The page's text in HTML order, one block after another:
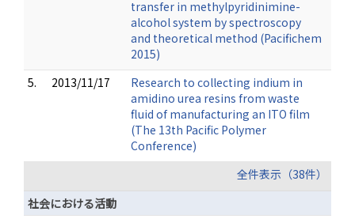
transfer in methylpyridinimine-
alcohol system by spectroscopy
and theoretical method (Pacifichem
2015)
5.
2013/11/17
Research to collecting indium in
amidino urea resins from waste
fluid of manufacturing an ITO film
(The 13th Pacific Polymer
Conference)
全件表示（38件）
社会における活動